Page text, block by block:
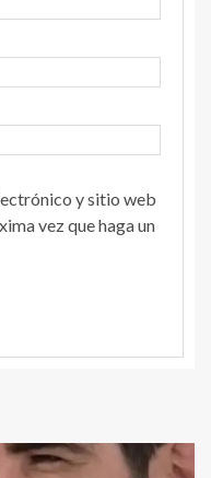
y sitio web
vez que haga un